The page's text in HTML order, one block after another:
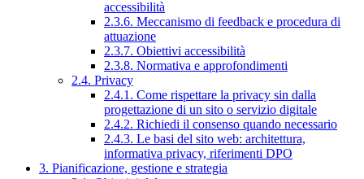
accessibilità
2.3.6. Meccanismo di feedback e procedura di
attuazione
2.3.7. Obiettivi accessibilità
2.3.8. Normativa e approfondimenti
2.4. Privacy
2.4.1. Come rispettare la privacy sin dalla
progettazione di un sito o servizio digitale
2.4.2. Richiedi il consenso quando necessario
2.4.3. Le basi del sito web: architettura,
informativa privacy, riferimenti DPO
3. Pianificazione, gestione e strategia